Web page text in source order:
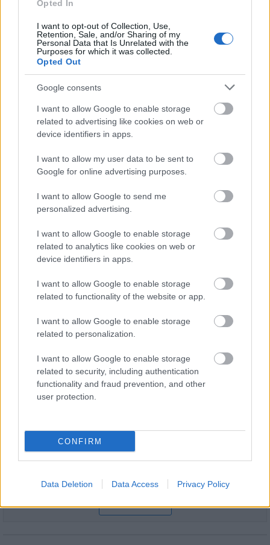
Opted In
I want to opt-out of Collection, Use,
Retention, Sale, and/or Sharing of my
Personal Data that Is Unrelated with the
Purposes for which it was collected.
Opted Out
Google consents
I want to allow Google to enable storage
related to advertising like cookies on web or
device identifiers in apps.
I want to allow my user data to be sent to
Google for online advertising purposes.
I want to allow Google to send me
personalized advertising.
I want to allow Google to enable storage
related to analytics like cookies on web or
device identifiers in apps.
I want to allow Google to enable storage
related to functionality of the website or app.
I want to allow Google to enable storage
related to personalization.
I want to allow Google to enable storage
related to security, including authentication
functionality and fraud prevention, and other
user protection.
CONFIRM
Data Deletion Data Access Privacy Policy
ennek ellenére folyamatosan halad az aszfaltozás.
Elkészült a Liszt Ferenc repülőtér
közelében lévő logisztikai bázis út- és
Látlelet a hazai víziközművekről?
Egyetlen, fél évszázados vezetéken
múlt Bicske vízellátása
Épített öröksége megújításával is készül
évfordulójára
HÍRLEVÉL
E-mail cím
szabályzatot!
FELIRATKOZÁS